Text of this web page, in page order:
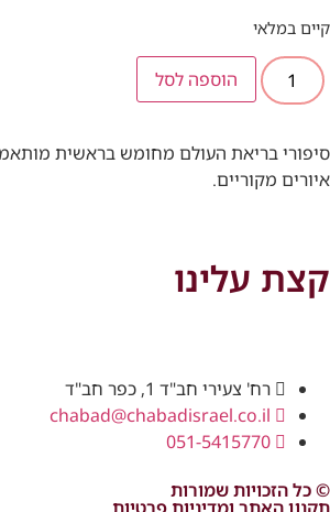
קיים במלאי
הוספה לסל
סיפורי בריאת העולם מחומש בראשית
איורים מקוריים.
קצת עלינו
רח' צעירי חב"ד 1, כפר חב"ד
chabad@chabadisrael.co.il
051-5415770
© כל הזכויות שמורות